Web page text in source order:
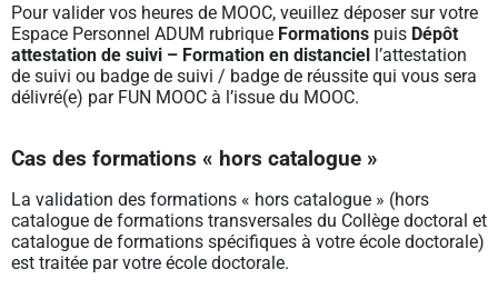
Pour valider vos heures de MOOC, veuillez déposer sur votre
Espace Personnel ADUM rubrique Formations puis Dépôt
attestation de suivi – Formation en distanciel l’attestation
de suivi ou badge de suivi / badge de réussite qui vous sera
délivré(e) par FUN MOOC à l’issue du MOOC.
Cas des formations « hors catalogue »
La validation des formations « hors catalogue » (hors
catalogue de formations transversales du Collège doctoral et
catalogue de formations spécifiques à votre école doctorale)
est traitée par votre école doctorale.